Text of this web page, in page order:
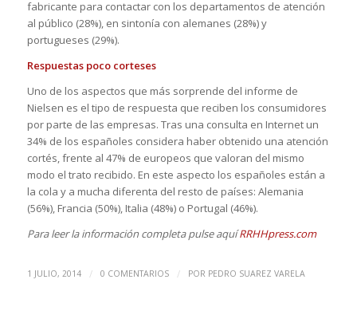
fabricante para contactar con los departamentos de atención
al público (28%), en sintonía con alemanes (28%) y
portugueses (29%).
Respuestas poco corteses
Uno de los aspectos que más sorprende del informe de
Nielsen es el tipo de respuesta que reciben los consumidores
por parte de las empresas. Tras una consulta en Internet un
34% de los españoles considera haber obtenido una atención
cortés, frente al 47% de europeos que valoran del mismo
modo el trato recibido. En este aspecto los españoles están a
la cola y a mucha diferenta del resto de países: Alemania
(56%), Francia (50%), Italia (48%) o Portugal (46%).
Para leer la información completa pulse aquíRRHHpress.com
1 JULIO, 2014 / 0 COMENTARIOS / POR PEDRO SUAREZ VARELA